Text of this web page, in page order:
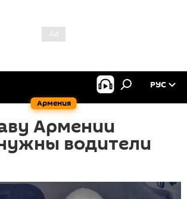
Армения
РУС
Армении
водители